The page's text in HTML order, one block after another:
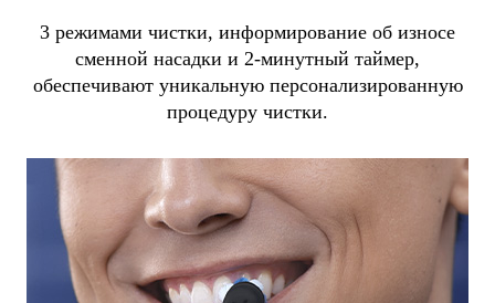
3 режимами чистки, информирование об износе
сменной насадки и 2-минутный таймер,
обеспечивают уникальную персонализированную
процедуру чистки.